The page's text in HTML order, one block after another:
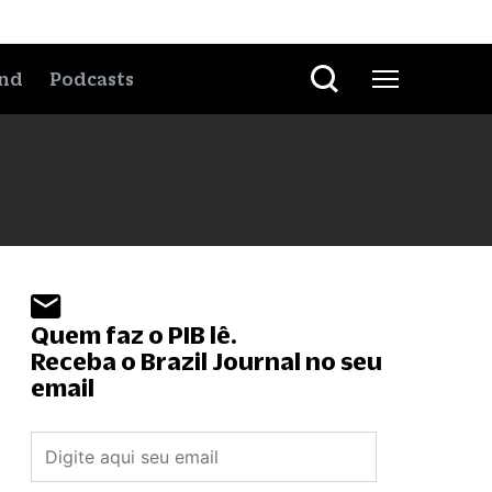
Podcasts
Quem faz o PIB lê.
Receba o Brazil Journal no seu
email